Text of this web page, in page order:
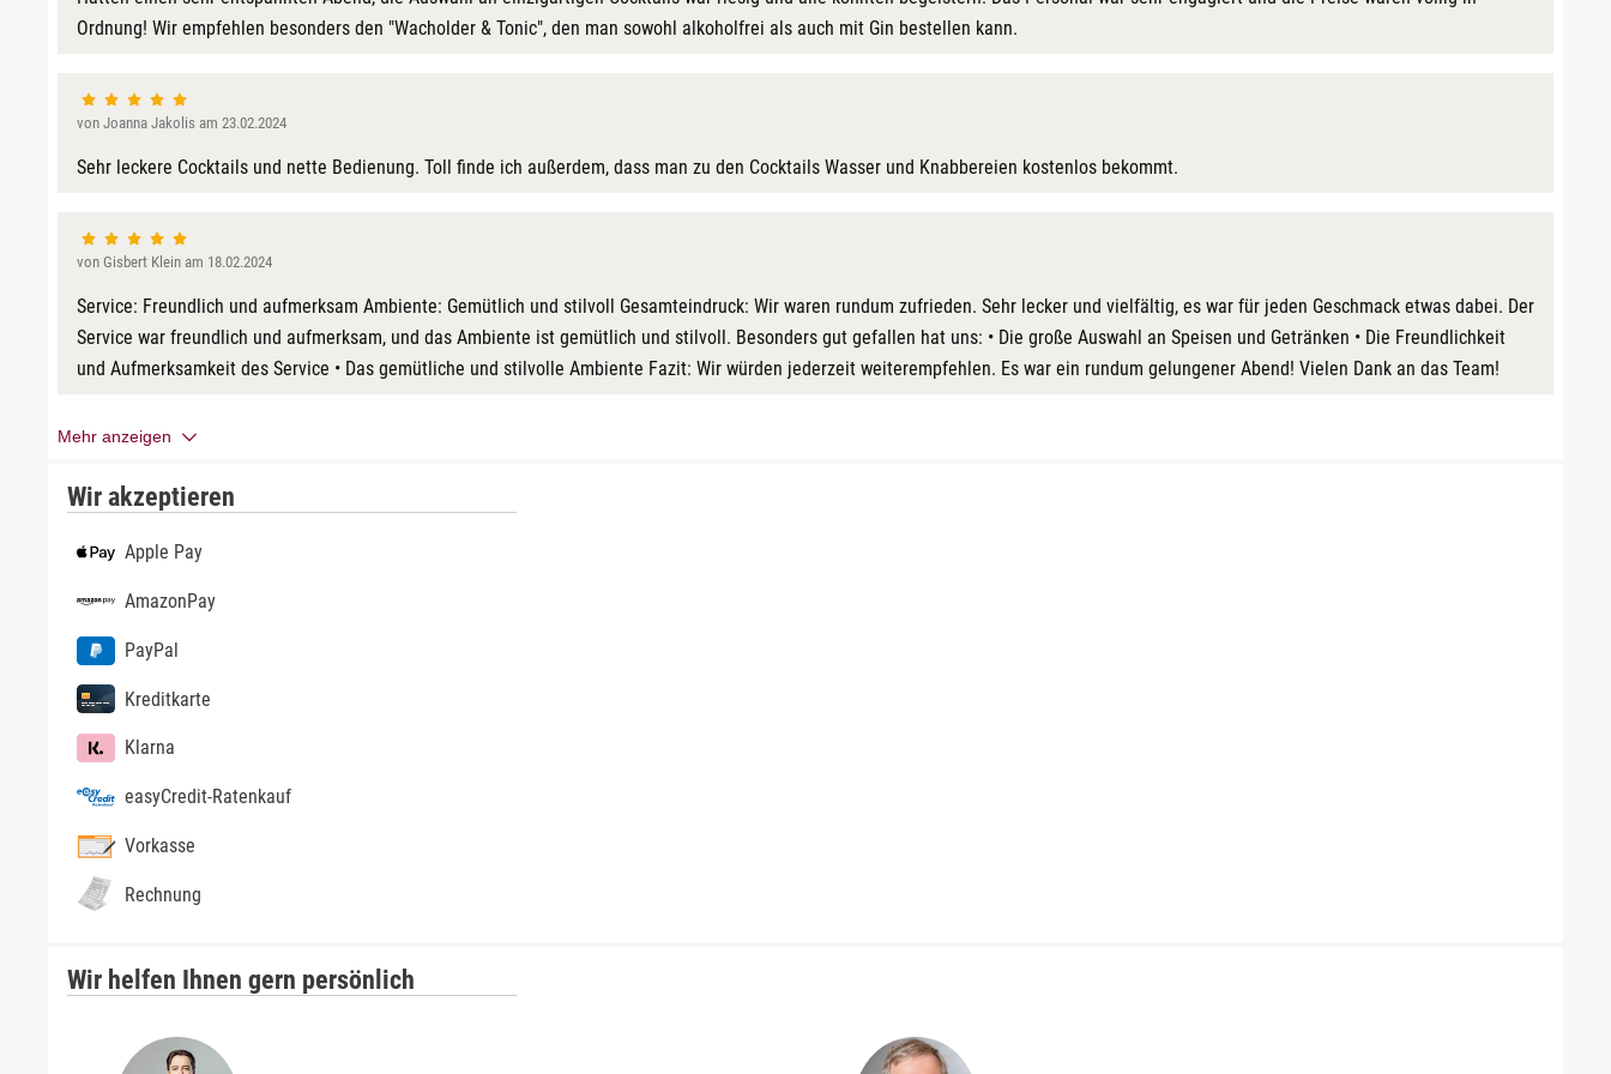
Ordnung! Wir empfehlen besonders den "Wacholder & Tonic", den man sowohl alkoholfrei als auch mit Gin bestellen kann.
von Joanna Jakolis am 23.02.2024
Sehr leckere Cocktails und nette Bedienung. Toll finde ich außerdem, dass man zu den Cocktails Wasser und Knabbereien kostenlos bekommt.
von Gisbert Klein am 18.02.2024
Service: Freundlich und aufmerksam Ambiente: Gemütlich und stilvoll Gesamteindruck: Wir waren rundum zufrieden. Sehr lecker und vielfältig, es war für jeden Geschmack etwas dabei. Der
Service war freundlich und aufmerksam, und das Ambiente ist gemütlich und stilvoll. Besonders gut gefallen hat uns: • Die große Auswahl an Speisen und Getränken • Die Freundlichkeit
und Aufmerksamkeit des Service • Das gemütliche und stilvolle Ambiente Fazit: Wir würden jederzeit weiterempfehlen. Es war ein rundum gelungener Abend! Vielen Dank an das Team!
Mehr anzeigen
Wir akzeptieren
Apple Pay
AmazonPay
PayPal
Kreditkarte
Klarna
easyCredit-Ratenkauf
Vorkasse
Rechnung
Wir helfen Ihnen gern persönlich